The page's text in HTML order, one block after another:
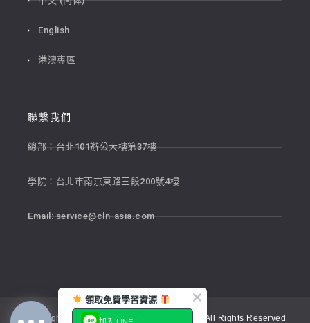
English
港澳專區
聯繫我們
總部：台北101辦公大樓第37樓
學院：台北市南京東路三段200號4樓
Email:service@cln-asia.com
Copyright © 2026 新貴語文顧問股份有限公司 All Rights Reserved
領取免費學習資源
加入 LINE